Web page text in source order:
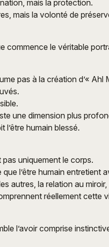
mais la protection.
mais la volonté de
commence le véritable
pas à la création d’«
une dimension plus
l’être humain blessé.
uniquement le corps.
que l’être humain entretient
autres, la relation au
réellement cette
l’avoir comprise